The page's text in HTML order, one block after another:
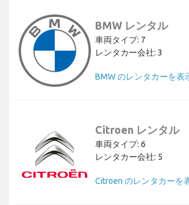
BMW レンタル
車両タイプ: 7
レンタカー会社: 3
BMW のレンタカーを表
Citroen レンタル
車両タイプ: 6
レンタカー会社: 5
Citroen のレンタカーを